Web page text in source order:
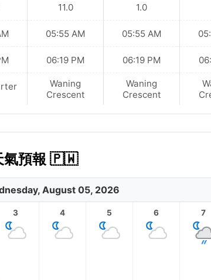
11.0
05:55 AM
06:19 PM
Waning
Crescent
1.0
05:55 AM
06:19 PM
Waning
Crescent
氣預報 🇵🇼
August 05, 2026
3 4 5 6 7